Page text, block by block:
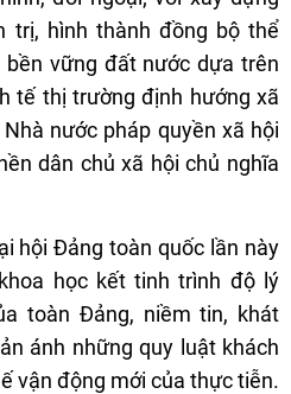
trị, hình thành đồng bộ thể
vững đất nước dựa trên
tế thị trường định hướng xã
nước pháp quyền xã hội
dân chủ xã hội chủ nghĩa
hội Đảng toàn quốc lần này
học kết tinh trình độ lý
toàn Đảng, niềm tin, khát
ánh những quy luật khách
vận động mới của thực tiễn.